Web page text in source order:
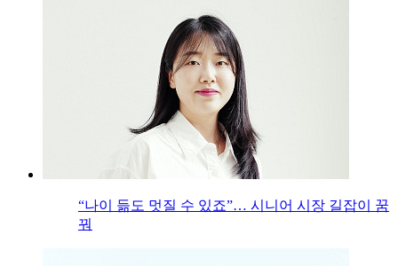
“나이 듦도 멋질 수 있죠”… 시니어 시장 길잡이 꿈
꿔